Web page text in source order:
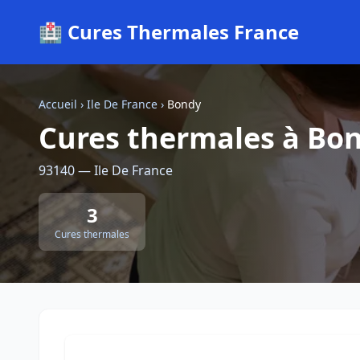
🏥 Cures Thermales France
Accueil › Ile De France › Bondy
Cures thermales à
93140 — Ile De France
3
Cures thermales